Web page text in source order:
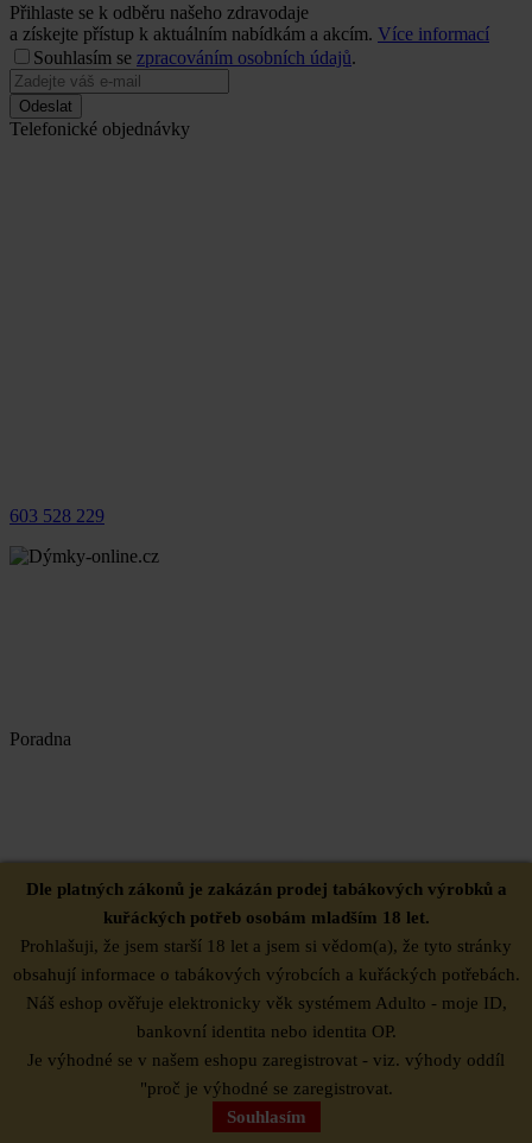
Přihlaste se k odběru našeho zdravodaje
a získejte přístup k aktuálním nabídkám a akcím. Více informací
Souhlasím se zpracováním osobních údajů.
Odeslat
Telefonické objednávky
603 528 229
Poradna
Časté dotazy
Kontakty
Osobní odběr
Proč nakupovat u nás?
Dle platných zákonů je zakázán prodej tabákových výrobků a
kuřáckých potřeb osobám mladším 18 let.
Prohlašuji, že jsem starší 18 let a jsem si vědom(a), že tyto stránky
obsahují informace o tabákových výrobcích a kuřáckých potřebách.
Náš eshop ověřuje elektronicky věk systémem Adulto - moje ID,
bankovní identita nebo identita OP.
Je výhodné se v našem eshopu zaregistrovat - viz. výhody oddíl
"proč je výhodné se zaregistrovat.
Souhlasím